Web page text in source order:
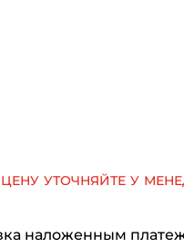
уточняйте у
наложенным